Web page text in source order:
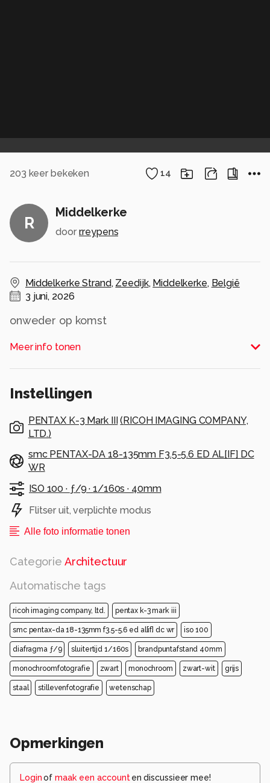
203 keer bekeken 14
R
Middelkerke
door r.reypens
Middelkerke Strand, Zeedijk, Middelkerke, België
3 juni, 2026
onweder op komst
Alle rechten voorbehouden
Meer info tonen
Instellingen
PENTAX K-3 Mark III (RICOH IMAGING COMPANY,
LTD.)
smc PENTAX-DA 18-135mm F3.5-5.6 ED AL[IF] DC
WR
ISO 100 · ƒ/9 ·1/160s · 40mm
Flitser uit, verplichte modus
Alle foto informatie tonen
Categorie Architectuur
Automatische tags
ricoh imaging company, ltd. pentax k-3 mark iii
smc pentax-da 18-135mm f3.5-5.6 ed al[if] dc wr iso 100
diafragma ƒ/9 sluitertijd 1/160s brandpuntafstand 40mm
monochroomfotografie zwart monochroom zwart-wit grijs
staal stillevenfotografie wetenschap
Opmerkingen
Loginof maak een account en discussieer mee!